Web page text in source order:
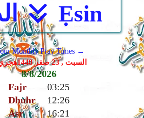
الدين Ẹsin